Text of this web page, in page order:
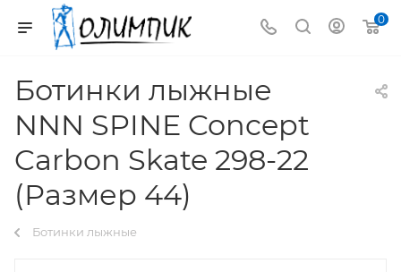
0
Ботинки лыжные
NNN SPINE Concept
Carbon Skate 298-22
(Размер 44)
Ботинки лыжные